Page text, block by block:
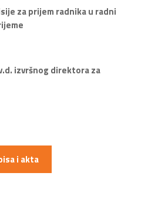
za prijem radnika u radni
izvršnog direktora za
i akta